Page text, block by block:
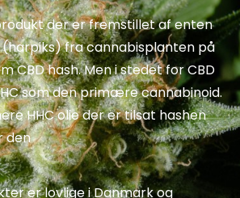
der er fremstillet af enten
fra cannabisplanten på
CBD hash. Men i stedet for CBD
som den primære cannabinoid.
HHC olie der er tilsat hashen
den
er lovlige i Danmark og